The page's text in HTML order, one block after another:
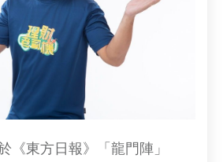
《東方日報》「龍門陣」